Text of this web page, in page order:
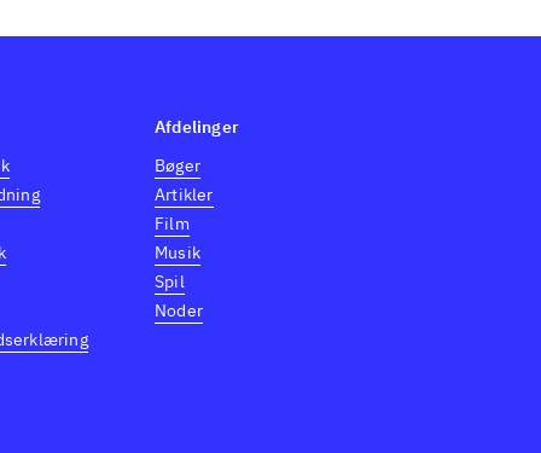
Afdelinger
Bøger
Artikler
Film
Musik
Spil
Noder